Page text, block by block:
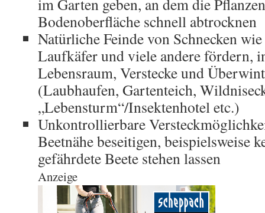
im Garten geben, an dem die
Bodenoberfläche schnell abtrocknen
Natürliche Feinde von Schnecken
Laufkäfer und viele andere fördern,
Lebensraum, Verstecke und
(Laubhaufen, Gartenteich,
„Lebensturm“/Insektenhotel etc.)
Unkontrollierbare
Beetnähe beseitigen, beispielsweise
gefährdete Beete stehen lassen
Anzeige